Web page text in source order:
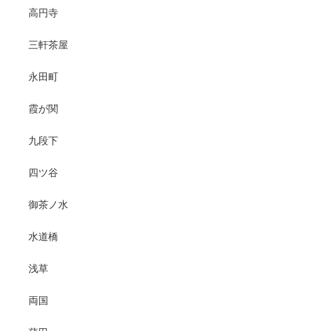
高円寺
三軒茶屋
永田町
霞が関
九段下
四ツ谷
御茶ノ水
水道橋
浅草
両国